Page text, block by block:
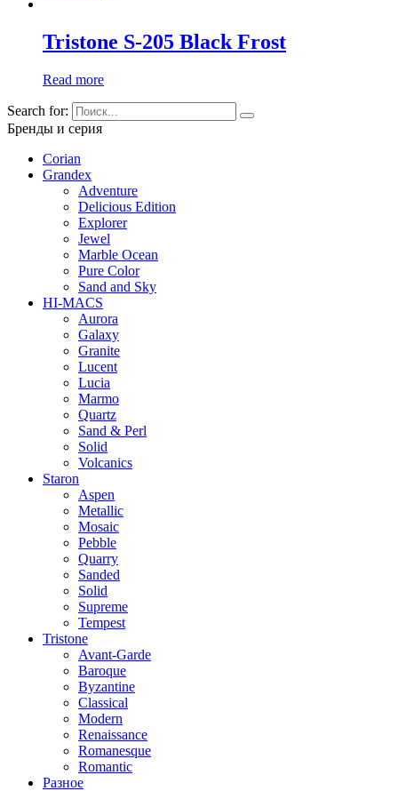
Tristone S-205 Black Frost
Read more
Search for:
Бренды и серия
Corian
Grandex
Adventure
Delicious Edition
Explorer
Jewel
Marble Ocean
Pure Color
Sand and Sky
HI-MACS
Aurora
Galaxy
Granite
Lucent
Lucia
Marmo
Quartz
Sand & Perl
Solid
Volcanics
Staron
Aspen
Metallic
Mosaic
Pebble
Quarry
Sanded
Solid
Supreme
Tempest
Tristone
Avant-Garde
Baroque
Byzantine
Classical
Modern
Renaissance
Romanesque
Romantic
Разное